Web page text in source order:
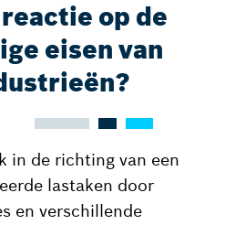
op de
eisen van
in de richting van een
lastaken door
en verschillende